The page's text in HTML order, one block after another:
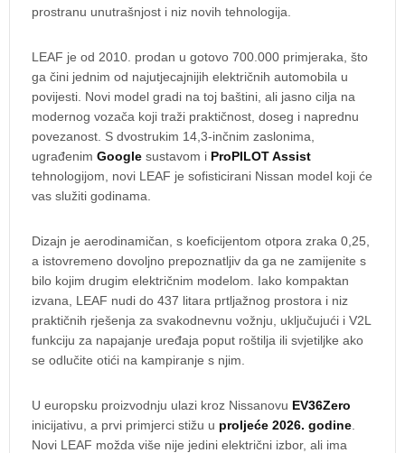
prostranu unutrašnjost i niz novih tehnologija.
LEAF je od 2010. prodan u gotovo 700.000 primjeraka, što
ga čini jednim od najutjecajnijih električnih automobila u
povijesti. Novi model gradi na toj baštini, ali jasno cilja na
modernog vozača koji traži praktičnost, doseg i naprednu
povezanost. S dvostrukim 14,3-inčnim zaslonima,
ugrađenim Google sustavom i ProPILOT Assist
tehnologijom, novi LEAF je sofisticirani Nissan model koji će
vas služiti godinama.
Dizajn je aerodinamičan, s koeficijentom otpora zraka 0,25,
a istovremeno dovoljno prepoznatljiv da ga ne zamijenite s
bilo kojim drugim električnim modelom. Iako kompaktan
izvana, LEAF nudi do 437 litara prtljažnog prostora i niz
praktičnih rješenja za svakodnevnu vožnju, uključujući i V2L
funkciju za napajanje uređaja poput roštilja ili svjetiljke ako
se odlučite otići na kampiranje s njim.
U europsku proizvodnju ulazi kroz Nissanovu EV36Zero
inicijativu, a prvi primjerci stižu u proljeće 2026. godine
Novi LEAF možda više nije jedini električni izbor, ali ima